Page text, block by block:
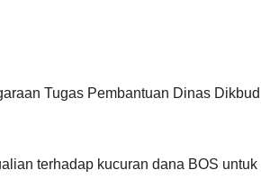
terhadap kucuran dana BOS